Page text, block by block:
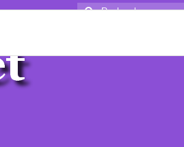
Rechercher